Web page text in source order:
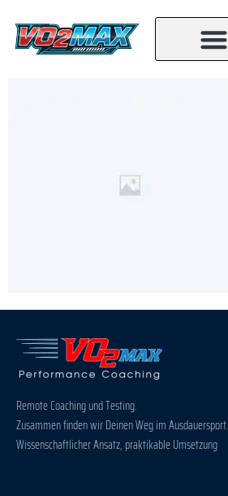
Remote Coaching und Testing.
Zusammen finden wir Deinen Weg im Ausdauersport.
Wissenschaftlicher Ansatz, praktikable Umsetzung